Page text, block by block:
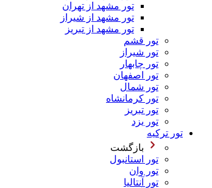
تور مشهد از تهران
تور مشهد از شیراز
تور مشهد از تبریز
تور قشم
تور شیراز
تور چابهار
تور اصفهان
تور شمال
تور کرمانشاه
تور تبریز
تور یزد
تور ترکیه
بازگشت
تور استانبول
تور وان
تور آنتالیا